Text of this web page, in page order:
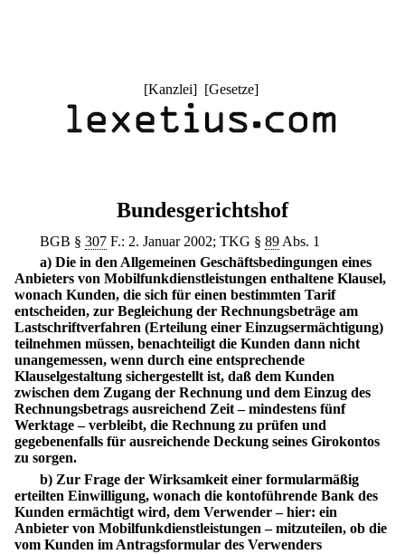
[Kanzlei] [Gesetze]
Bundesgerichtshof
BGB §307 F.: 2. Januar 2002; TKG §89 Abs. 1
a) Die in den Allgemeinen Geschäftsbedingungen eines
Anbieters von Mobilfunkdienstleistungen enthaltene Klausel,
wonach Kunden, die sich für einen bestimmten Tarif
entscheiden, zur Begleichung der Rechnungsbeträge am
Lastschriftverfahren (Erteilung einer Einzugsermächtigung)
teilnehmen müssen, benachteiligt die Kunden dann nicht
unangemessen, wenn durch eine entsprechende
Klauselgestaltung sichergestellt ist, daß dem Kunden
zwischen dem Zugang der Rechnung und dem Einzug des
Rechnungsbetrags ausreichend Zeit – mindestens fünf
Werktage – verbleibt, die Rechnung zu prüfen und
gegebenenfalls für ausreichende Deckung seines Girokontos
zu sorgen.
b) Zur Frage der Wirksamkeit einer formularmäßig
erteilten Einwilligung, wonach die kontoführende Bank des
Kunden ermächtigt wird, dem Verwender – hier: ein
Anbieter von Mobilfunkdienstleistungen – mitzuteilen, ob die
vom Kunden im Antragsformular des Verwenders